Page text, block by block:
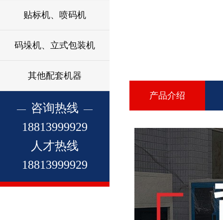
贴标机、喷码机
码垛机、立式包装机
其他配套机器
咨询热线
18813999929
人才热线
18813999929
产品介绍